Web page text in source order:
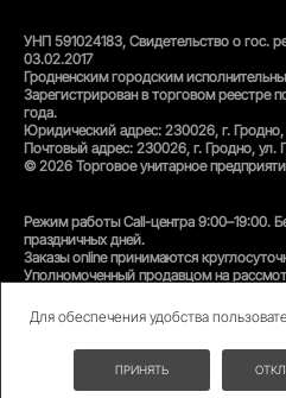
СКИДКИ
Для обеспечения удобства
ПРИНЯТЬ
УНП 591024183, Свидетельство о гос.
03.02.2017
Гродненским городским
Зарегистрирован в торговом реестре
года.
Юридический адрес: 230026, г.
Почтовый адрес: 230026, г. Гродно, ул.
© 2026 Торговое унитарное
Режим работы Call-центра 9:00–19:00.
праздничных дней.
Заказы online принимаются
Уполномоченный продавцом на
Унитарного предприятия «Конте Шоп»,
info@conteshop.by
Уполномоченный по защите прав
Отдел общественного питания и услуг